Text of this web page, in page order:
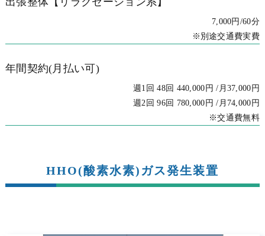
7,000円/60分
※別途交通費実費
年間契約(月払い可)
週1回 48回 440,000円 /月37,000円
週2回 96回 780,000円 /月74,000円
※交通費無料
HHO(酸素水素)ガス発生装置